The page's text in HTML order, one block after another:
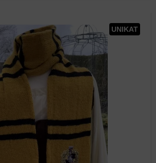
UNIKAT